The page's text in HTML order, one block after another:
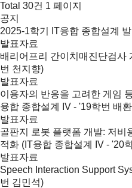
Total 30건 1 페이지
공지
2025-1학기 IT융합 종합설계
발표자료
배리어프리 간이치매진단검사
번 천지향)
발표자료
이용자의 반응을 고려한 게임
융합 종합설계 IV - '19학번 배
발표자료
골판지 로봇 플랫폼 개발: 저비
적화 (IT융합 종합설계 IV - '20
발표자료
Speech Interaction Support
번 김민석)